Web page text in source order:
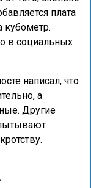
плата
кубометр.
в социальных
написал, что
а
Другие